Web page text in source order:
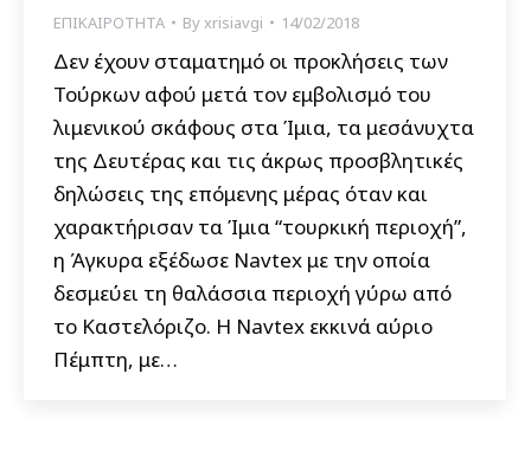
ΕΠΙΚΑΙΡΟΤΗΤΑ Byxrisiavgi 14/02/2018
Δεν έχουν σταματημό οι προκλήσεις των
Τούρκων αφού μετά τον εμβολισμό του
λιμενικού σκάφους στα Ίμια, τα μεσάνυχτα
της Δευτέρας και τις άκρως προσβλητικές
δηλώσεις της επόμενης μέρας όταν και
χαρακτήρισαν τα Ίμια “τουρκική περιοχή”,
η Άγκυρα εξέδωσε Navtex με την οποία
δεσμεύει τη θαλάσσια περιοχή γύρω από
το Καστελόριζο. Η Navtex εκκινά αύριο
Πέμπτη, με…